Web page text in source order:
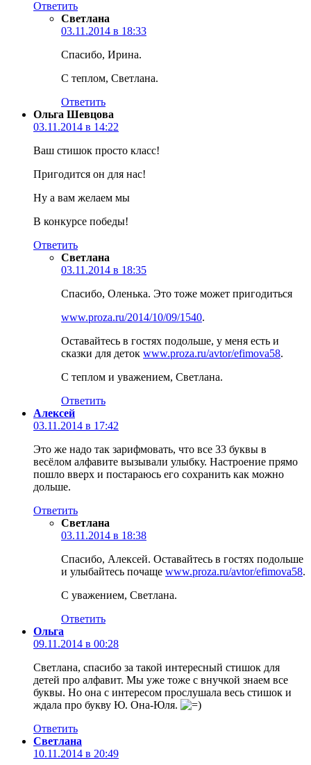
Ответить
Светлана
03.11.2014 в 18:33
Спасибо, Ирина.
С теплом, Светлана.
Ответить
Ольга Шевцова
03.11.2014 в 14:22
Ваш стишок просто класс!
Пригодится он для нас!
Ну а вам желаем мы
В конкурсе победы!
Ответить
Светлана
03.11.2014 в 18:35
Спасибо, Оленька. Это тоже может пригодиться
www.proza.ru/2014/10/09/1540.
Оставайтесь в гостях подольше, у меня есть и
сказки для деток www.proza.ru/avtor/efimova58.
С теплом и уважением, Светлана.
Ответить
Алексей
03.11.2014 в 17:42
Это же надо так зарифмовать, что все 33 буквы в
весёлом алфавите вызывали улыбку. Настроение прямо
пошло вверх и постараюсь его сохранить как можно
дольше.
Ответить
Светлана
03.11.2014 в 18:38
Спасибо, Алексей. Оставайтесь в гостях подольше
и улыбайтесь почаще www.proza.ru/avtor/efimova58.
С уважением, Светлана.
Ответить
Ольга
09.11.2014 в 00:28
Светлана, спасибо за такой интересный стишок для
детей про алфавит. Мы уже тоже с внучкой знаем все
буквы. Но она с интересом прослушала весь стишок и
ждала про букву Ю. Она-Юля.
Ответить
Светлана
10.11.2014 в 20:49